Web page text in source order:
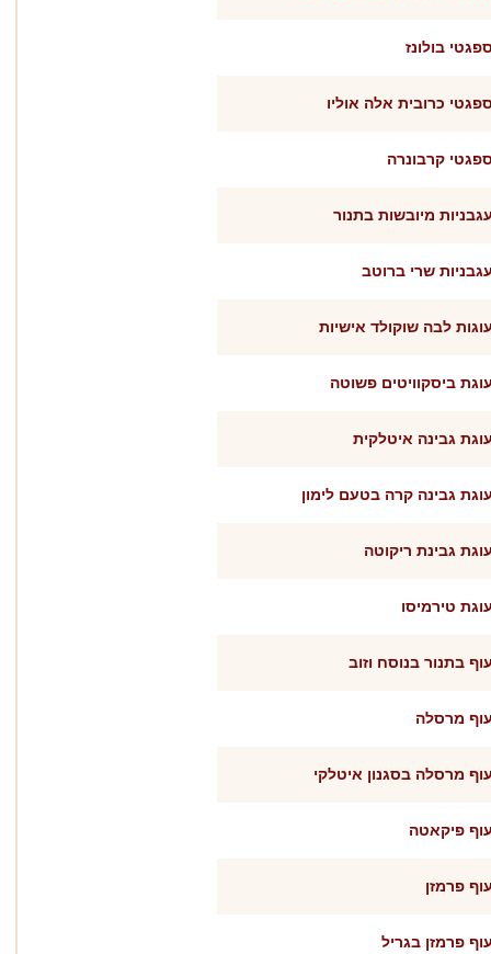
בולונז
כרובית אלה אוליו
קרבונרה
מיובשות בתנור
שרי ברוטב
לבה שוקולד אישיות
ביסקוויטים פשוטה
גבינה איטלקית
גבינה קרה בטעם לימון
גבינת ריקוטה
טירמיסו
בתנור בנוסח וזוב
מרסלה
מרסלה בסגנון איטלקי
פיקאטה
פרמזן
פרמזן בגריל